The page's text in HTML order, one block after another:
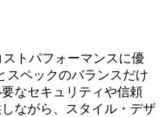
トパフォーマンスに優
スペックのバランスだけ
なセキュリティや信頼
ながら、スタイル・デザ